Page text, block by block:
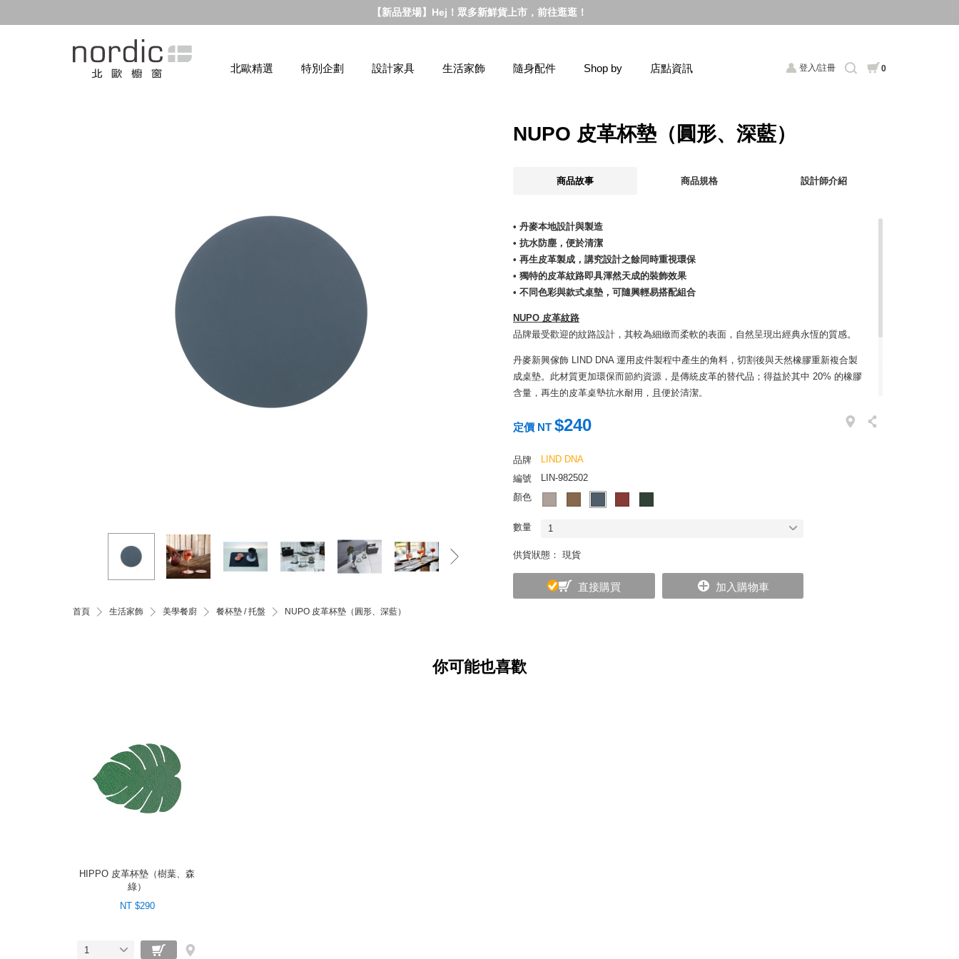
【新品登場】Hej！眾多新鮮貨上市，前往逛逛！
登入/註冊 0
北歐精選 特別企劃 設計家具 生活家飾 隨身配件 Shop by 店點資訊
首頁 生活家飾 美學餐廚 餐杯墊 / 托盤 NUPO 皮革杯墊（圓形、深藍）
NUPO 皮革杯墊（圓形、深藍）
商品故事 商品規格 設計師介紹
• 丹麥本地設計與製造
• 抗水防塵，便於清潔
• 再生皮革製成，講究設計之餘同時重視環保
• 獨特的皮革紋路即具渾然天成的裝飾效果
• 不同色彩與款式桌墊，可隨興輕易搭配組合
NUPO 皮革紋路
品牌最受歡迎的紋路設計，其較為細緻而柔軟的表面，自然呈現出經典永恆的質感。
丹麥新興傢飾 LIND DNA 運用皮件製程中產生的角料，切割後與天然橡膠重新複合製
成桌墊。此材質更加環保而節約資源，是傳統皮革的替代品；得益於其中 20% 的橡膠
含量，再生的皮革桌墊抗水耐用，且便於清潔。
LIND DNA 桌墊外觀看似輕薄，實際觸摸卻感厚實舒服。表面的皮革紋路即具渾然天成
的裝飾效果；底面磨製成細絨狀的絨面革，美觀之餘能穩固抓牢桌面不易移位。多用
的文房器具。
定價 NT $240
品牌
LIND DNA
編號
LIN-982502
顏色
數量 1
供貨狀態： 現貨
直接購買 加入購物車
你可能也喜歡
HIPPO 皮革杯墊（樹葉、森
綠）
NT $290
1